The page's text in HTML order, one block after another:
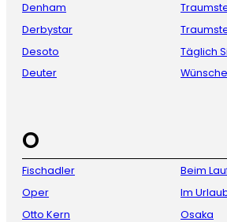
Denham
Derbystar
Desoto
Deuter
Täglich
Wünsche
O
Fischadler
Oper
Otto Kern
Beim
Im
Osaka